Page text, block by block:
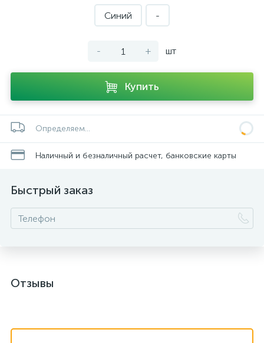
Синий
-
- + шт
Купить
Определяем...
Наличный и безналичный расчет, банковские карты
Быстрый заказ
Отзывы